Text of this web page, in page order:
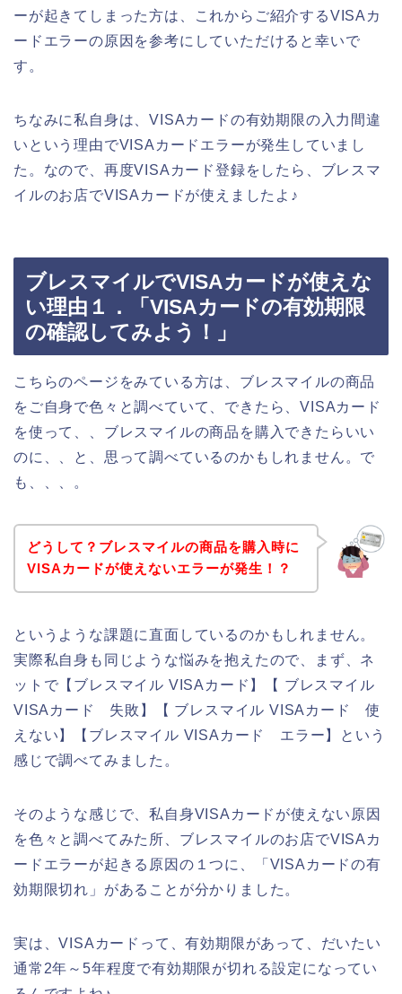
ーが起きてしまった方は、これからご紹介するVISAカ
ードエラーの原因を参考にしていただけると幸いで
す。
ちなみに私自身は、VISAカードの有効期限の入力間違
いという理由でVISAカードエラーが発生していまし
た。なので、再度VISAカード登録をしたら、ブレスマ
イルのお店でVISAカードが使えましたよ♪
ブレスマイルでVISAカードが使えな
い理由１．「VISAカードの有効期限
の確認してみよう！」
こちらのページをみている方は、ブレスマイルの商品
をご自身で色々と調べていて、できたら、VISAカード
を使って、、ブレスマイルの商品を購入できたらいい
のに、、と、思って調べているのかもしれません。で
も、、、。
どうして？ブレスマイルの商品を購入時に
VISAカードが使えないエラーが発生！？
というような課題に直面しているのかもしれません。
実際私自身も同じような悩みを抱えたので、まず、ネ
ットで【ブレスマイル VISAカード】【 ブレスマイル
VISAカード 失敗】【 ブレスマイル VISAカード 使
えない】【ブレスマイル VISAカード エラー】という
感じで調べてみました。
そのような感じで、私自身VISAカードが使えない原因
を色々と調べてみた所、ブレスマイルのお店でVISAカ
ードエラーが起きる原因の１つに、「VISAカードの有
効期限切れ」があることが分かりました。
実は、VISAカードって、有効期限があって、だいたい
通常2年～5年程度で有効期限が切れる設定になってい